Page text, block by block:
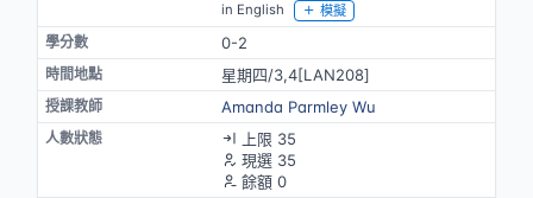
in English
模擬
0-2
星期四/3,4[LAN208]
Amanda Parmley Wu
上限 35
現選 35
餘額 0